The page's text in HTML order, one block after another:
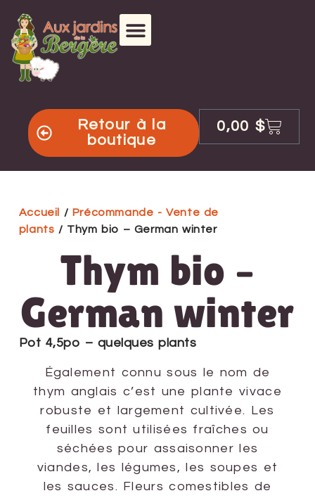
Retour à la
boutique
0,00 $
Accueil / Précommande - Vente de
plants / Thym bio – German winter
Thym bio –
German winter
Pot 4,5po – quelques plants
Également connu sous le nom de
thym anglais c’est une plante vivace
robuste et largement cultivée. Les
feuilles sont utilisées fraîches ou
séchées pour assaisonner les
viandes, les légumes, les soupes et
les sauces. Fleurs comestibles de